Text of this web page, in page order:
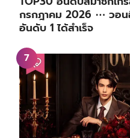
กรกฎาคม 2026 ⋯ วอน
อันดับ 1 ได้สำเร็จ